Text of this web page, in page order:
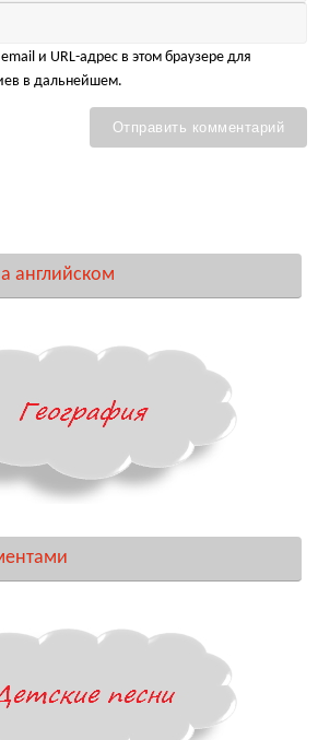
и URL-адрес в этом браузере для
в дальнейшем.
английском